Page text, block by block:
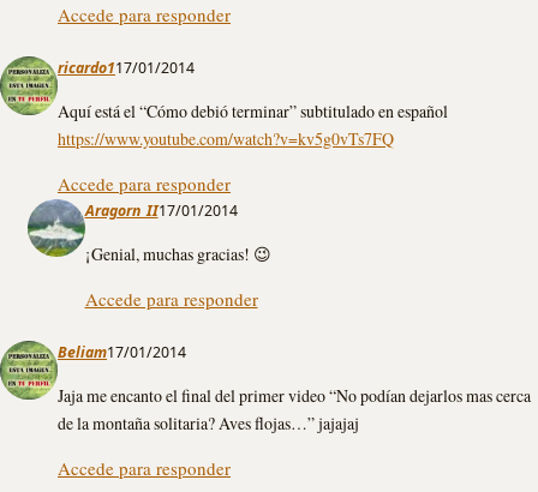
Accede para responder
ricardo117/01/2014
Aquí está el “Cómo debió terminar” subtitulado en español
https://www.youtube.com/watch?v=kv5g0vTs7FQ
Accede para responder
Aragorn_II17/01/2014
¡Genial, muchas gracias! 😉
Accede para responder
Beliam17/01/2014
Jaja me encanto el final del primer video “No podían dejarlos mas cerca
de la montaña solitaria? Aves flojas…” jajajaj
Accede para responder